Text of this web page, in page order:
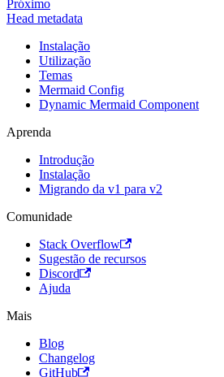
Próximo
Head metadata
Instalação
Utilização
Temas
Mermaid Config
Dynamic Mermaid Component
Aprenda
Introdução
Instalação
Migrando da v1 para v2
Comunidade
Stack Overflow
Sugestão de recursos
Discord
Ajuda
Mais
Blog
Changelog
GitHub